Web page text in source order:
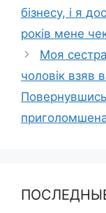
бізнесу, і я
років мене
Моя сестра
чоловік взяв